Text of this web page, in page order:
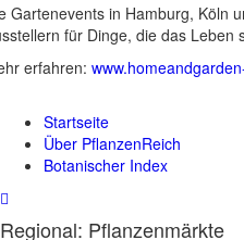
Gartenevents in Hamburg, Köln
für Dinge, die das Leben
erfahren:
Startseite
Über PflanzenReich
Botanischer Index
Regional: Pflanzenmärkte